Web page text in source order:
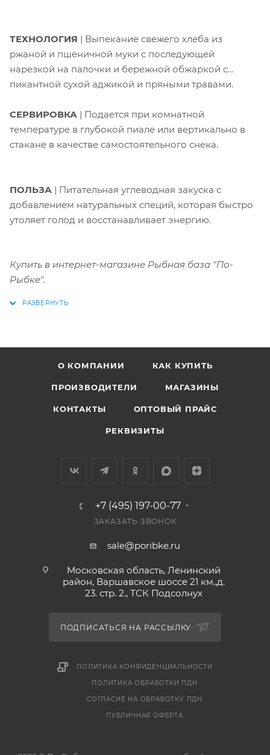
ТЕХНОЛОГИЯ | Выпекание свежего хлеба из
ржаной и пшеничной муки с последующей
нарезкой на палочки и бережной обжаркой с
пикантной сухой аджикой и пряными травами.
СЕРВИРОВКА | Подается при комнатной
температуре в глубокой пиале или вертикально в
стакане в качестве самостоятельного снека.
ПОЛЬЗА | Питательная углеводная закуска с
добавлением натуральных специй, которая быстро
утоляет голод и восстанавливает энергию.
Купить в интернет-магазине Рыбная база "По-
Рыбке".
О КОМПАНИИ КАК КУПИТЬ
ПРОИЗВОДИТЕЛИ МАГАЗИНЫ
КОНТАКТЫ ОПТОВЫЙ ПРАЙС
РЕКВИЗИТЫ
+7 (495) 197-00-77
ЗАКАЗАТЬ ЗВОНОК
sale@poribke.ru
Московская область, Ленинский
район, Варшавское шоссе 21 км.,д.
23. стр. 2., ТСК Подсолнух
ПОДПИСАТЬСЯ НА РАССЫЛКУ
ПОЛИТИКА КОНФИДЕНЦИАЛЬНОСТИ
ПОЛИТИКА ОБРАБОТКИ ПДН
СОГЛАСИЕ НА ОБРАБОТКУ ПДН
ПУБЛИЧНАЯ ОФЕРТА